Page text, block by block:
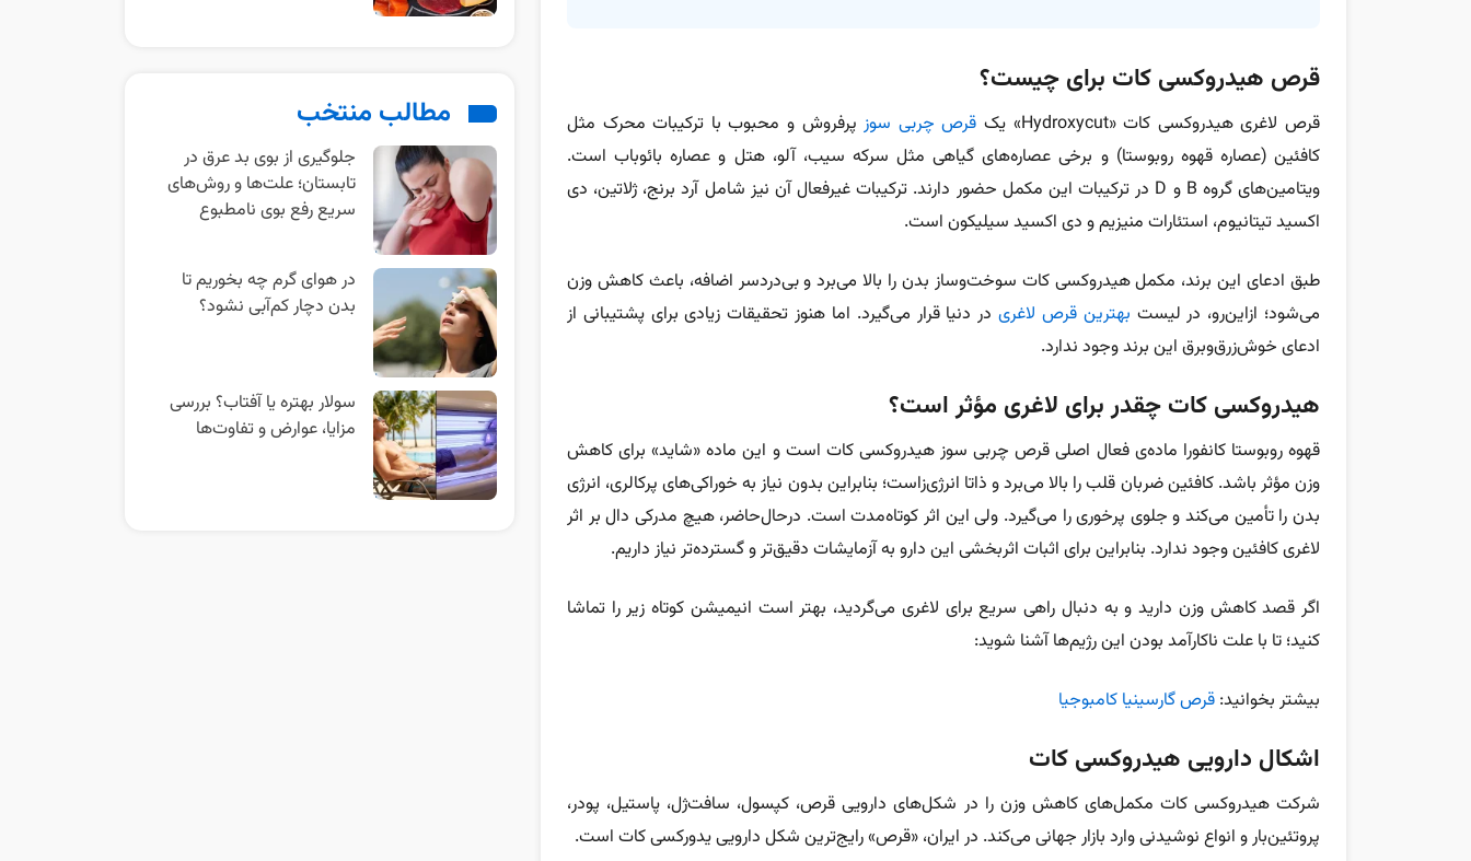
قرص هیدروکسی کات برای چیست؟
قرص لاغری هیدروکسی کات «Hydroxycut» یک قرص چربی سوزپرفروش و محبوب با ترکیبات محرک مثل
کافئین (عصاره قهوه روبوستا) و برخی عصاره‌های گیاهی مثل سرکه سیب، آلو، هتل و عصاره بائوباب است.
ویتامین‌های گروه B و D در ترکیبات این مکمل حضور دارند. ترکیبات غیرفعال آن نیز شامل آرد برنج، ژلاتین، دی
اکسید تیتانیوم، استئارات منیزیم و دی اکسید سیلیکون است.
طبق ادعای این برند، مکمل‌ هیدروکسی کات سوخت‌و‌ساز بدن را بالا می‌برد و بی‌دردسر اضافه، باعث کاهش وزن
می‌شود؛ از‌این‌رو، در لیست بهترین قرص لاغریدر دنیا قرار می‌گیرد. اما هنوز تحقیقات زیادی برای پشتیبانی از
ادعای خوش‌زرق‌وبرق این برند وجود ندارد.
هیدروکسی کات چقدر برای لاغری مؤثر است؟
قهوه روبوستا کانفورا ماده‌ی فعال اصلی قرص چربی سوز هیدروکسی کات است و این ماده «شاید» برای کاهش
وزن مؤثر باشد. کافئین ضربان قلب را بالا می‌برد و ذاتا انرژی‌زاست؛ بنابراین بدون نیاز به خوراکی‌های پرکالری، انرژی
بدن را تأمین می‌کند و جلوی پرخوری را می‌گیرد. ولی این اثر کوتاه‌مدت است. در‌حال‌حاضر، هیچ مدرکی دال بر اثر
لاغری کافئین وجود ندارد. بنابراین برای اثبات اثربخشی این دارو به آزمایشات دقیق‌تر و گسترده‌تر نیاز داریم.
اگر قصد کاهش وزن دارید و به دنبال راهی سریع برای لاغری می‌گردید، بهتر است انیمیشن کوتاه زیر را تماشا
کنید؛ تا با علت ناکارآمد بودن این رژیم‌ها آشنا شوید:
بیشتر بخوانید: قرص گارسینیا کامبوجیا
اشکال دارویی هیدروکسی کات
شرکت هیدروکسی کات مکمل‌های کاهش وزن را در شکل‌های دارویی قرص، کپسول، سافت‌ژل، پاستیل، پودر،
پروتئین‌بار و انواع نوشیدنی‌ وارد بازار جهانی می‌کند. در ایران، «قرص» رایج‌ترین شکل دارویی یدورکسی‌ کات است.
مطالب منتخب
جلوگیری از بوی بد عرق در
تابستان؛ علت‌ها و روش‌های
سریع رفع بوی نامطبوع
در هوای گرم چه بخوریم تا
بدن دچار کم‌آبی نشود؟
سولار بهتره یا آفتاب؟ بررسی
مزایا، عوارض و تفاوت‌ها